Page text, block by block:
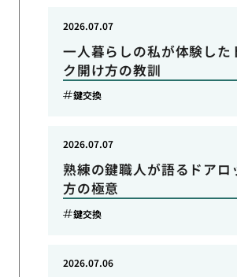
一人暮らしの私が体験した
ク開け方の教訓
2026.07.07
鍵交換
熟練の鍵職人が語るドアロ
方の極意
2026.07.07
鍵交換
2026.07.06